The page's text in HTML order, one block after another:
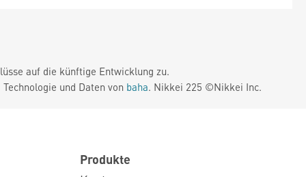
auf die künftige Entwicklung zu.
und Daten von baha. Nikkei 225 ©Nikkei Inc.
Produkte